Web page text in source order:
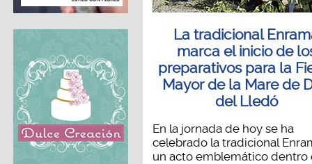
La tradicional
marca el inicio de
preparativos para la
Mayor de la Mare de
del Lledó
En la jornada de hoy se ha
celebrado la tradicional
un acto emblemático dentro